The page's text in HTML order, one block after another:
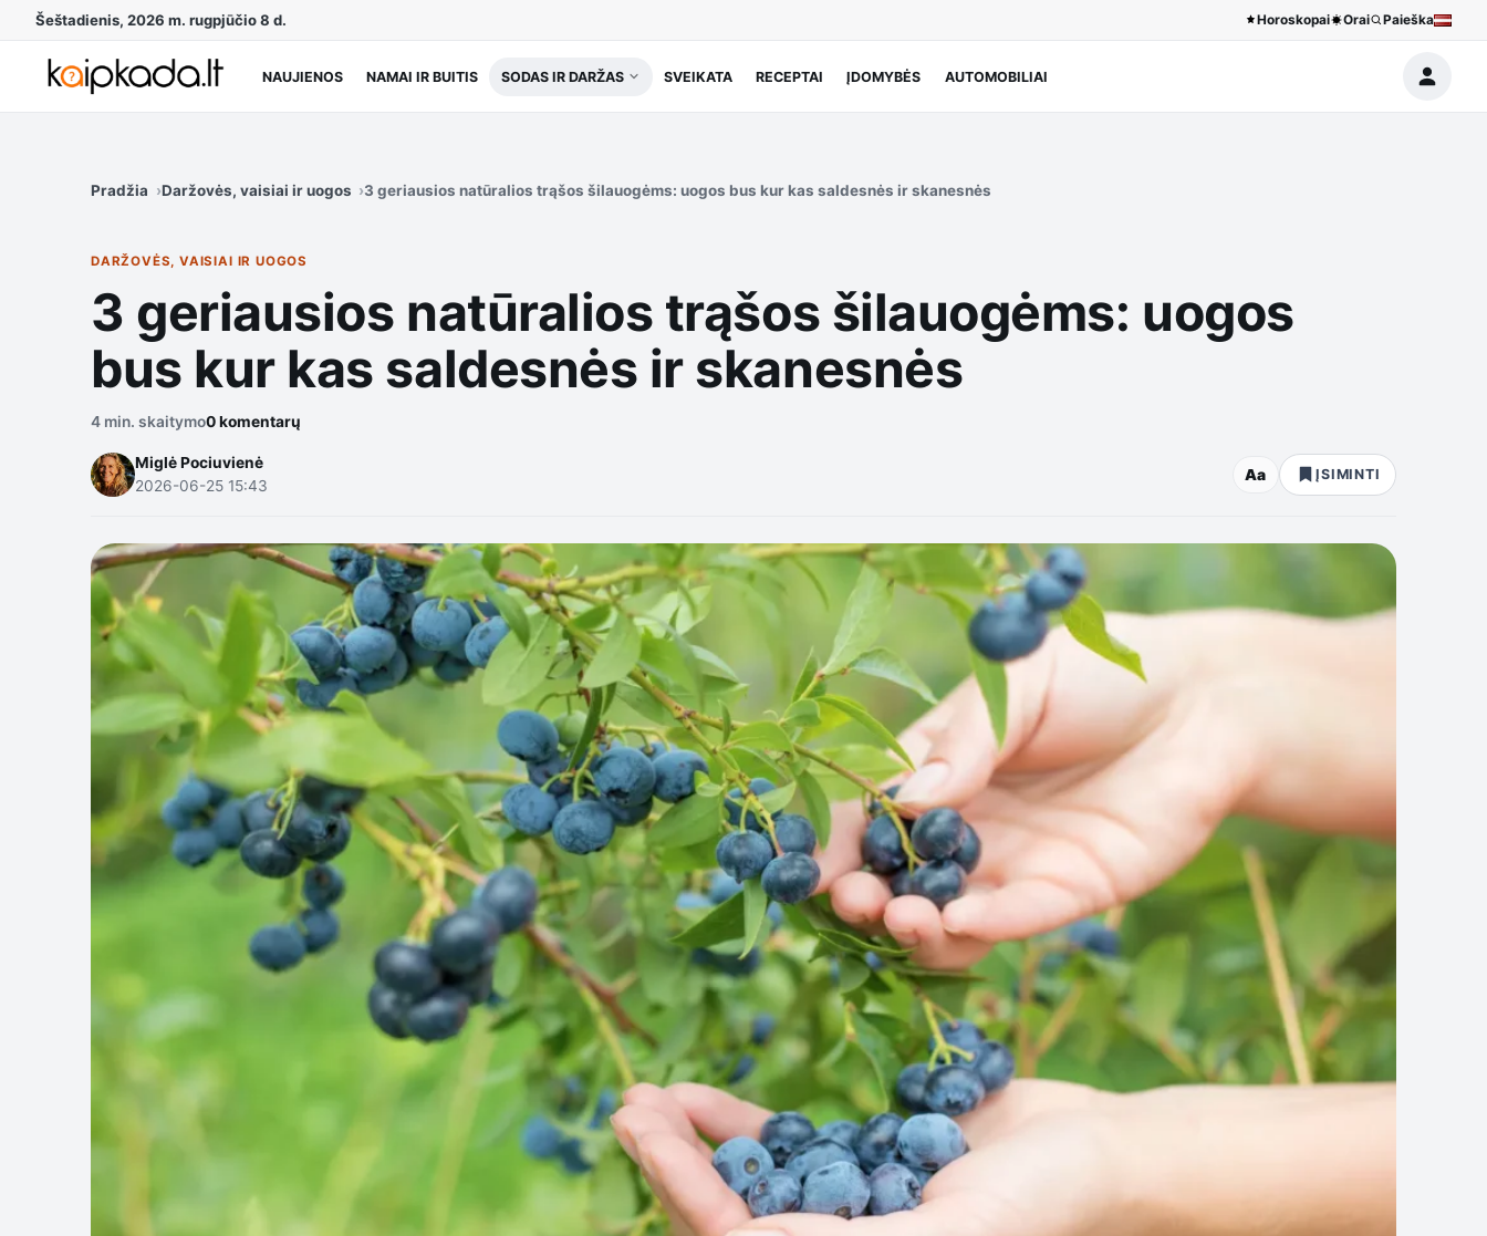
Šeštadienis, 2026 m. rugpjūčio 8 d. Horoskopai Orai Paieška
NAUJIENOS NAMAI IR BUITIS SODAS IR DARŽAS SVEIKATA RECEPTAI ĮDOMYBĖS AUTOMOBILIAI
Pradžia Daržovės, vaisiai ir uogos 3 geriausios natūralios trąšos šilauogėms: uogos bus kur kas saldesnės ir skanesnės
DARŽOVĖS, VAISIAI IR UOGOS
3 geriausios natūralios trąšos šilauogėms: uogos
bus kur kas saldesnės ir skanesnės
4 min. skaitymo0 komentarų
Miglė Pociuvienė
2026-06-25 15:43
Aa ĮSIMINTI